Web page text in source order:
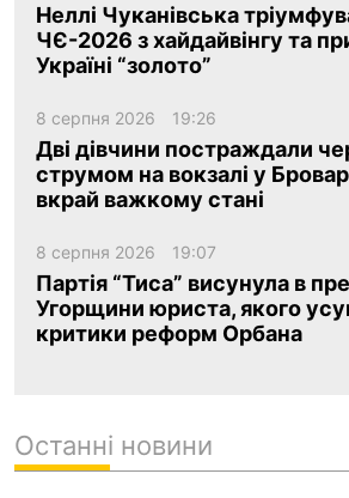
Неллі Чуканівська
ЧЄ-2026 з хайдайвінгу та
Україні “золото”
8 серпня 2026 19:26
Дві дівчини постраждали
струмом на вокзалі у
вкрай важкому стані
8 серпня 2026 19:07
Партія “Тиса” висунула в
Угорщини юриста, якого
критики реформ Орбана
Останні новини